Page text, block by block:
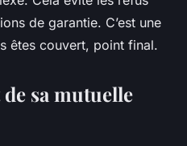
de garantie. C’est une
êtes couvert, point final.
sa mutuelle